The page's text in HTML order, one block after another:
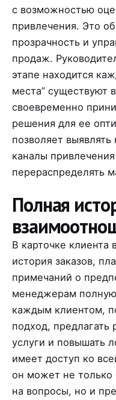
с возможностью
привлечения. Это
прозрачность и
продаж.
этапе находится
места” существуют
своевременно
решения для ее
позволяет
каналы
перераспределять
Полная
В карточке клиента
история заказов,
примечаний о
менеджерам полную
каждым клиентом,
подход, предлагать
услуги и повышать
имеет доступ ко
он может не только
на вопросы, но и